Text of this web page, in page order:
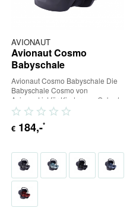
AVIONAUT
Avionaut Cosmo
Babyschale
Avionaut Cosmo Babyschale Die
Babyschale Cosmo von
Avionaut ist für Kinder von Geburt
an bis zu einem Körpergewicht...
€ 184,-*